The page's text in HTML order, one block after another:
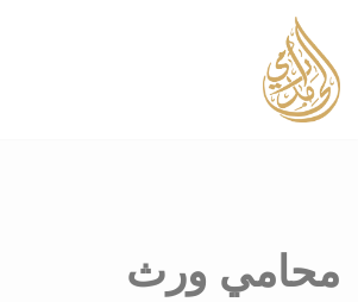
تخطى
إلى
المحتوى
محامي ورث